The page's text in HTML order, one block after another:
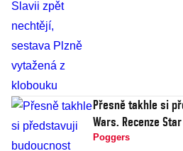
Přesně takhle si
Wars. Recenze
Poggers